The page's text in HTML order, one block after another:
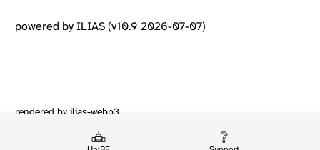
powered by ILIAS (v10.9 2026-07-07)
rendered by ilias-webp3